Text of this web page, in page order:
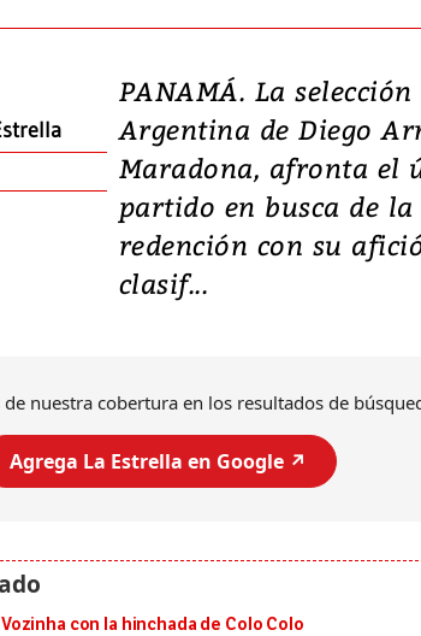
PANAMÁ. La selección
Argentina de Diego
Maradona, afronta el
partido en busca de la
redención con su
clasif...
de nuestra cobertura en los resultados de
Agrega La Estrella en Google ↗️
con la hinchada de Colo Colo
Video, Japón:
deja heridos y
daños en
Un fuerte terremoto
7,1 se registró este